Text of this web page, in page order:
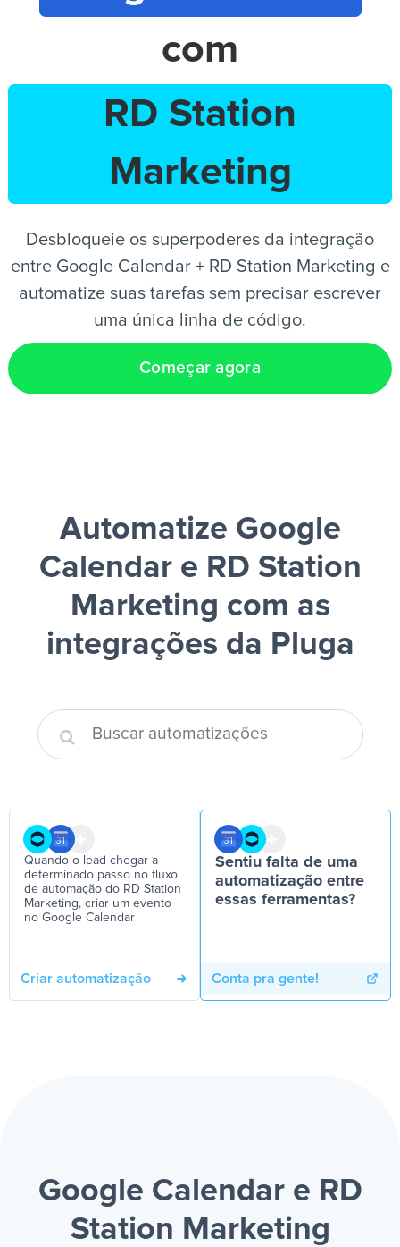
PT
com
RD Station
Marketing
Desbloqueie os superpoderes da integração
entre Google Calendar + RD Station Marketing e
automatize suas tarefas sem precisar escrever
uma única linha de código.
Começar agora
Automatize Google
Calendar e RD Station
Marketing com as
integrações da Pluga
Quando o lead chegar a
determinado passo no fluxo
de automação do RD Station
Marketing, criar um evento
no Google Calendar
Criar automatização
Sentiu falta de uma
automatização entre
essas ferramentas?
Conta pra gente!
Google Calendar e RD
Station Marketing